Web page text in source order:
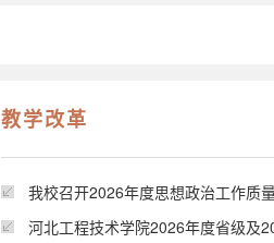
教学改革
我校召开2026年度思想政治工作质
河北工程技术学院2026年度省级及